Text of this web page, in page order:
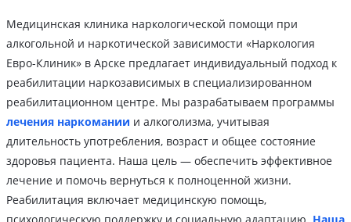
Медицинская клиника наркологической помощи при
алкогольной и наркотической зависимости «Наркология
Евро-Клиник» в Арске предлагает индивидуальный подход к
реабилитации наркозависимых в специализированном
реабилитационном центре. Мы разрабатываем программы
лечения наркомании и алкоголизма, учитывая
длительность употребления, возраст и общее состояние
здоровья пациента. Наша цель — обеспечить эффективное
лечение и помочь вернуться к полноценной жизни.
Реабилитация включает медицинскую помощь,
психологическую поддержку и социальную адаптацию. Наша